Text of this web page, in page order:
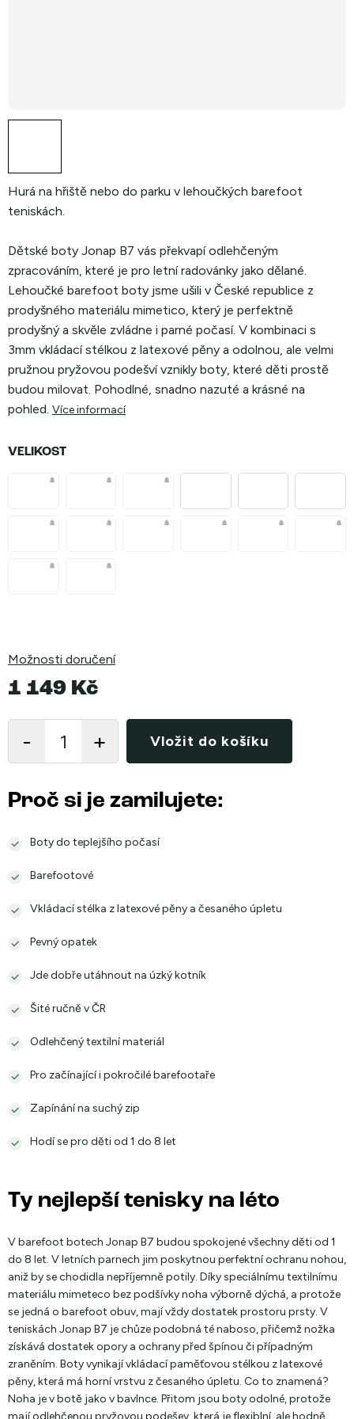
Hurá na hřiště nebo do parku v lehoučkých barefoot
teniskách.
Dětské boty Jonap B7 vás překvapí odlehčeným
zpracováním, které je pro letní radovánky jako dělané.
Lehoučké barefoot boty jsme ušili v České republice z
prodyšného materiálu mimetico, který je perfektně
prodyšný a skvěle zvládne i parné počasí. V kombinaci s
3mm vkládací stélkou z latexové pěny a odolnou, ale velmi
pružnou pryžovou podešví vznikly boty, které děti prostě
budou milovat. Pohodlné, snadno nazuté a krásné na
pohled. Více informací
VELIKOST
Možnosti doručení
1 149 Kč
cena:
Vložit do košíku
Proč si je zamilujete:
Boty do teplejšího počasí
Barefootové
Vkládací stélka z latexové pěny a česaného úpletu
Pevný opatek
Jde dobře utáhnout na úzký kotník
Šité ručně v ČR
Odlehčený textilní materiál
Pro začínající i pokročilé barefootaře
Zapínání na suchý zip
Hodí se pro děti od 1 do 8 let
Ty nejlepší tenisky na léto
V barefoot botech Jonap B7 budou spokojené všechny děti od 1
do 8 let. V letních parnech jim poskytnou perfektní ochranu nohou,
aniž by se chodidla nepříjemně potily. Díky speciálnímu textilnímu
materiálu mimeteco bez podšívky noha výborně dýchá, a protože
se jedná o barefoot obuv, mají vždy dostatek prostoru prsty. V
teniskách Jonap B7 je chůze podobná té naboso, přičemž nožka
získává dostatek opory a ochrany před špínou či případným
zraněním. Boty vynikají vkládací paměťovou stélkou z latexové
pěny, která má horní vrstvu z česaného úpletu. Co to znamená?
Noha je v botě jako v bavlnce. Přitom jsou boty odolné, protože
mají odlehčenou pryžovou podešev, která je flexiblní, ale hodně